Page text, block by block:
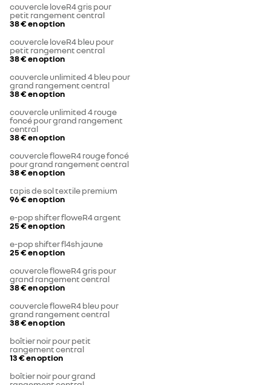
couvercle loveR4 gris pour
petit rangement central
38 €en option
couvercle loveR4 bleu pour
petit rangement central
38 €en option
couvercle unlimited 4 bleu pour
grand rangement central
38 €en option
couvercle unlimited 4 rouge
foncé pour grand rangement
central
38 €en option
couvercle floweR4 rouge foncé
pour grand rangement central
38 €en option
tapis de sol textile premium
96 €en option
e-pop shifter floweR4 argent
25 €en option
e-pop shifter fl4sh jaune
25 €en option
couvercle floweR4 gris pour
grand rangement central
38 €en option
couvercle floweR4 bleu pour
grand rangement central
38 €en option
boîtier noir pour petit
rangement central
13 €en option
boîtier noir pour grand